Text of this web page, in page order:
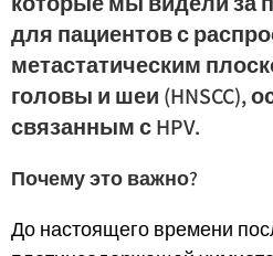
для пациентов с
метастатическим
головы и шеи (HNSCC),
связанным с HPV.
Почему это важно?
До настоящего времени